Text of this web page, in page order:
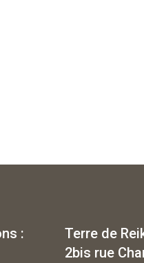
:
Terre de
2bis rue